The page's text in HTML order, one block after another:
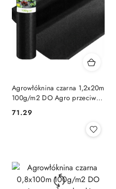
Agrowłóknina czarna 1,2x20m
100g/m2 DO Agro przeciw
chwastom
Cena:
71.29